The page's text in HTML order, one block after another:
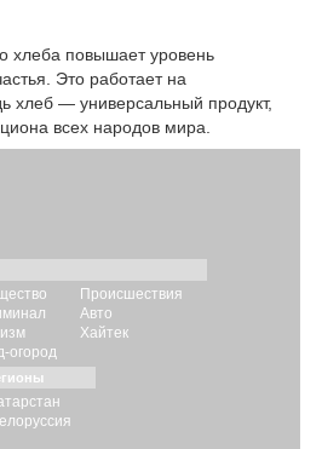
хлеба повышает уровень
Это работает на
хлеб — универсальный продукт,
всех народов мира.
огород
Происшествия
Авто
Хайтек